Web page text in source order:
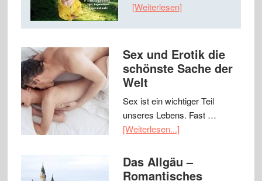
[Weiterlesen]
Sex und Erotik die
schönste Sache der
Welt
Sex ist ein wichtiger Teil
unseres Lebens. Fast …
[Weiterlesen...]
Das Allgäu –
Romantisches